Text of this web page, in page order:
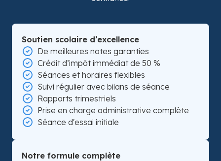
Soutien scolaire d’excellence
De meilleures notes garanties
Crédit d’impôt immédiat de 50 %
Séances et horaires flexibles
Suivi régulier avec bilans de séance
Rapports trimestriels
Prise en charge administrative complète
Séance d'essai initiale
Notre formule complète